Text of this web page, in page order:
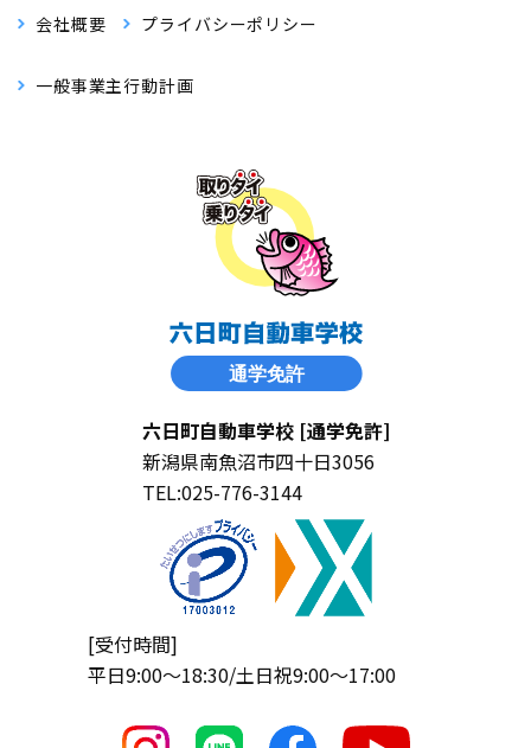
会社概要 プライバシーポリシー
一般事業主行動計画
六日町自動車学校 [通学免許]
新潟県南魚沼市四十日3056
TEL:025-776-3144
[受付時間]
平日9:00〜18:30/土日祝9:00〜17:00